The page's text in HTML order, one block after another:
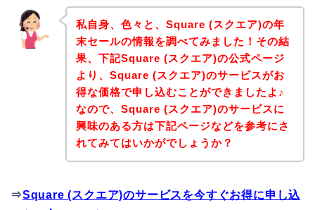
私自身、色々と、Square (スクエア)の年
末セールの情報を調べてみました！その結
果、下記Square (スクエア)の公式ページ
より、Square (スクエア)のサービスがお
得な価格で申し込むことができましたよ♪
なので、Square (スクエア)のサービスに
興味のある方は下記ページなどを参考にさ
れてみてはいかがでしょうか？
⇒Square (スクエア)のサービスを今すぐお得に申し込